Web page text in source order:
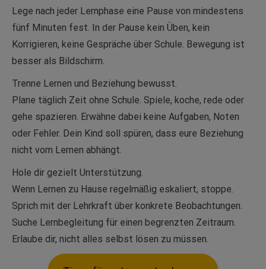
Lege nach jeder Lernphase eine Pause von mindestens
fünf Minuten fest. In der Pause kein Üben, kein
Korrigieren, keine Gespräche über Schule. Bewegung ist
besser als Bildschirm.
Trenne Lernen und Beziehung bewusst.
Plane täglich Zeit ohne Schule. Spiele, koche, rede oder
gehe spazieren. Erwähne dabei keine Aufgaben, Noten
oder Fehler. Dein Kind soll spüren, dass eure Beziehung
nicht vom Lernen abhängt.
Hole dir gezielt Unterstützung.
Wenn Lernen zu Hause regelmäßig eskaliert, stoppe.
Sprich mit der Lehrkraft über konkrete Beobachtungen.
Suche Lernbegleitung für einen begrenzten Zeitraum.
Erlaube dir, nicht alles selbst lösen zu müssen.